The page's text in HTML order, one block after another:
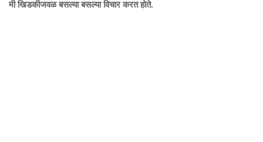
मी खिडकीजवळ बसल्या बसल्या विचार करत होते.